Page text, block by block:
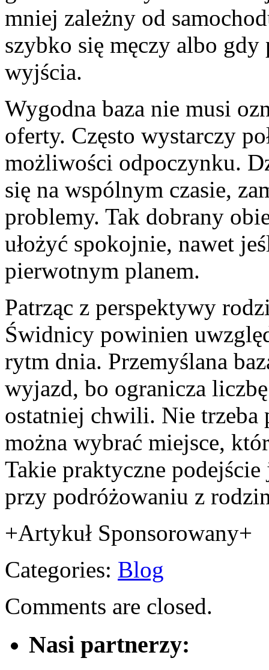
mniej zależny od
szybko się męczy albo gdy
wyjścia.
Wygodna baza nie musi
oferty. Często wystarczy
możliwości odpoczynku.
się na wspólnym czasie,
problemy. Tak dobrany
ułożyć spokojnie, nawet
pierwotnym planem.
Patrząc z perspektywy
Świdnicy powinien
rytm dnia. Przemyślana
wyjazd, bo ogranicza
ostatniej chwili. Nie trzeba
można wybrać miejsce,
Takie praktyczne
przy podróżowaniu z
+Artykuł Sponsorowany+
Categories: Blog
Comments are closed.
Nasi partnerzy: